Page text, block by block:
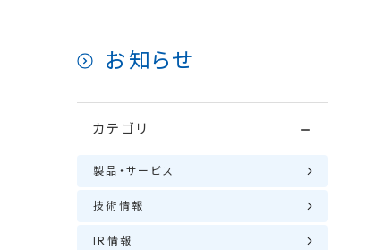
お知らせ
カテゴリ
製品・サービス
技術情報
IR情報